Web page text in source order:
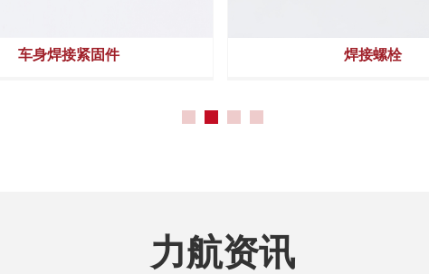
力航资讯
车身焊接紧固件 焊接螺栓
铰链紧固件 铰链紧固件